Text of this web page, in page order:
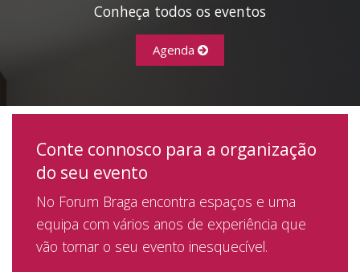
Conheça todos os eventos
Agenda
Conte connosco para a organização
do seu evento
No Forum Braga encontra espaços e uma
equipa com vários anos de experiência que
vão tornar o seu evento inesquecível.